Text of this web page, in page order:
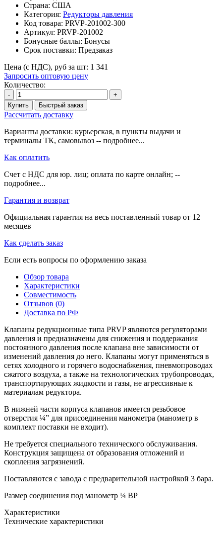
Страна: США
Категория: Редукторы давления
Код товара: PRVP-201002-300
Артикул: PRVP-201002
Бонусные баллы: Бонусы
Срок поставки: Предзаказ
Цена (с НДС), руб за шт: 1 341
Запросить оптовую цену
Количество:
-
+
Купить
Быстрый заказ
Рассчитать доставку
Варианты доставки: курьерская, в пункты выдачи и
терминалы ТК, самовывоз -- подробнее...
Как оплатить
Счет с НДС для юр. лиц; оплата по карте онлайн; --
подробнее...
Гарантия и возврат
Официальная гарантия на весь поставленный товар от 12
месяцев
Как сделать заказ
Если есть вопросы по оформлению заказа
Обзор товара
Характеристики
Совместимость
Отзывов (0)
Доставка по РФ
Клапаны редукционные типа PRVP являются регуляторами
давления и предназначены для снижения и поддержания
постоянного давления после клапана вне зависимости от
изменений давления до него. Клапаны могут применяться в
сетях холодного и горячего водоснабжения, пневмопроводах
сжатого воздуха, а также на технологических трубопроводах,
транспортирующих жидкости и газы, не агрессивные к
материалам редуктора.
В нижней части корпуса клапанов имеется резьбовое
отверстия ¼” для присоединения манометра (манометр в
комплект поставки не входит).
Не требуется специального технического обслуживания.
Конструкция защищена от образования отложений и
скопления загрязнений.
Поставляются с завода с предварительной настройкой 3 бара.
Размер соединения под манометр ¼ ВР
Характеристики
Технические характеристики